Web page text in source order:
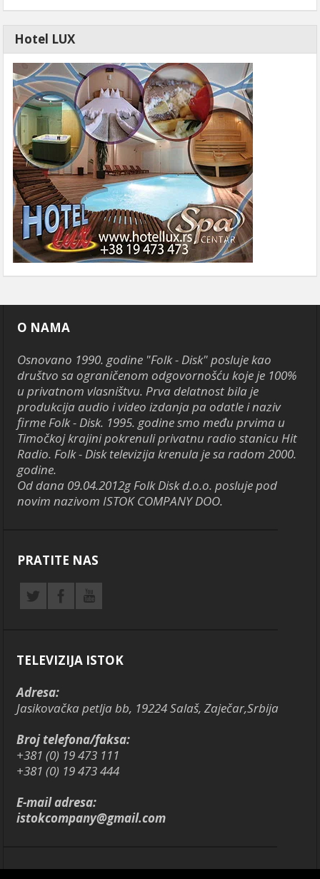
Hotel LUX
O NAMA
Osnovano 1990. godine "Folk - Disk" posluje kao
društvo sa ograničenom odgovornošću koje je 100%
u privatnom vlasništvu. Prva delatnost bila je
produkcija audio i video izdanja pa odatle i naziv
firme Folk - Disk. 1995. godine smo među prvima u
Timočkoj krajini pokrenuli privatnu radio stanicu Hit
Radio. Folk - Disk televizija krenula je sa radom 2000.
godine.
Od dana 09.04.2012g Folk Disk d.o.o. posluje pod
novim nazivom ISTOK COMPANY DOO.
PRATITE NAS
TELEVIZIJA ISTOK
Adresa:
Jasikovačka petlja bb, 19224 Salaš, Zaječar,Srbija
Broj telefona/faksa:
+381 (0) 19 473 111
+381 (0) 19 473 444
E-mail adresa:
istokcompany@gmail.com